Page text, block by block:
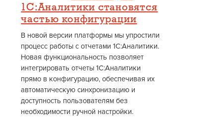
1С:Аналитики становятся
частью конфигурации
В новой версии платформы мы упростили
процесс работы с отчетами 1С:Аналитики.
Новая функциональность позволяет
интегрировать отчеты 1С:Аналитики
прямо в конфигурацию, обеспечивая их
автоматическую синхронизацию и
доступность пользователям без
необходимости ручной настройки.